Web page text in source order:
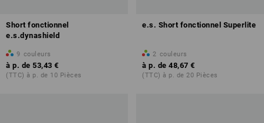
Short fonctionnel
e.s.dynashield
9 couleurs
à p. de 53,43 €
(TTC) à p. de 10 Pièces
e.s. Short fonctionnel Superlite
2 couleurs
à p. de 48,67 €
(TTC) à p. de 20 Pièces